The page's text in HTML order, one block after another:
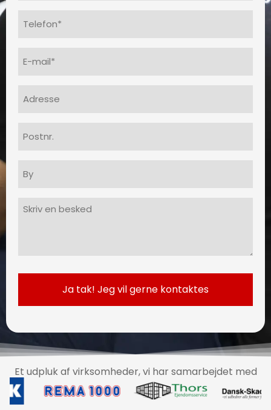
(Påkrævet)
mail
(Påkrævet)
Et udpluk af virksomheder, vi har samarbejdet med